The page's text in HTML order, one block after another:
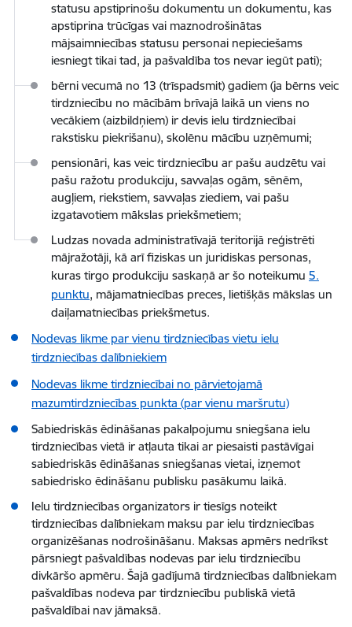
statusu apstiprinošu dokumentu un dokumentu, kas
apstiprina trūcīgas vai maznodrošinātas
mājsaimniecības statusu personai nepieciešams
iesniegt tikai tad, ja pašvaldība tos nevar iegūt pati);
bērni vecumā no 13 (trīspadsmit) gadiem (ja bērns veic
tirdzniecību no mācībām brīvajā laikā un viens no
vecākiem (aizbildņiem) ir devis ielu tirdzniecībai
rakstisku piekrišanu), skolēnu mācību uzņēmumi;
pensionāri, kas veic tirdzniecību ar pašu audzētu vai
pašu ražotu produkciju, savvaļas ogām, sēnēm,
augļiem, riekstiem, savvaļas ziediem, vai pašu
izgatavotiem mākslas priekšmetiem;
Ludzas novada administratīvajā teritorijā reģistrēti
mājražotāji, kā arī fiziskas un juridiskas personas,
kuras tirgo produkciju saskaņā ar šo noteikumu 5.
punktu, mājamatniecības preces, lietišķās mākslas un
daiļamatniecības priekšmetus.
Nodevas likme par vienu tirdzniecības vietu ielu
tirdzniecības dalībniekiem
Nodevas likme tirdzniecībai no pārvietojamā
mazumtirdzniecības punkta (par vienu maršrutu)
Sabiedriskās ēdināšanas pakalpojumu sniegšana ielu
tirdzniecības vietā ir atļauta tikai ar piesaisti pastāvīgai
sabiedriskās ēdināšanas sniegšanas vietai, izņemot
sabiedrisko ēdināšanu publisku pasākumu laikā.
Ielu tirdzniecības organizators ir tiesīgs noteikt
tirdzniecības dalībniekam maksu par ielu tirdzniecības
organizēšanas nodrošināšanu. Maksas apmērs nedrīkst
pārsniegt pašvaldības nodevas par ielu tirdzniecību
divkāršo apmēru. Šajā gadījumā tirdzniecības dalībniekam
pašvaldības nodeva par tirdzniecību publiskā vietā
pašvaldībai nav jāmaksā.